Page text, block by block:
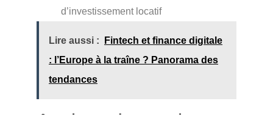
d’investissement locatif
Lire aussi :
Fintech et finance digitale
: l’Europe à la traîne ? Panorama des
tendances